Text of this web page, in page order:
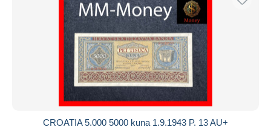
CROATIA 5.000 5000 kuna 1.9.1943 P. 13 AU+